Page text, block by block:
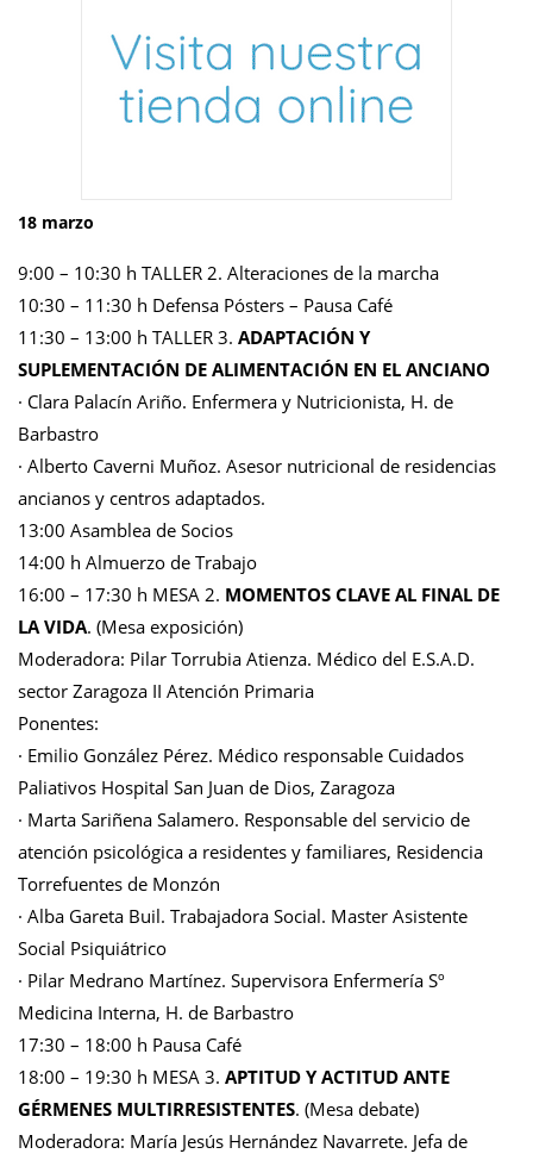
18 marzo
9:00 – 10:30 h TALLER 2. Alteraciones de la marcha
10:30 – 11:30 h Defensa Pósters – Pausa Café
11:30 – 13:00 h TALLER 3. ADAPTACIÓN Y
SUPLEMENTACIÓN DE ALIMENTACIÓN EN EL ANCIANO
· Clara Palacín Ariño. Enfermera y Nutricionista, H. de
Barbastro
· Alberto Caverni Muñoz. Asesor nutricional de residencias
ancianos y centros adaptados.
13:00 Asamblea de Socios
14:00 h Almuerzo de Trabajo
16:00 – 17:30 h MESA 2. MOMENTOS CLAVE AL FINAL DE
LA VIDA. (Mesa exposición)
Moderadora: Pilar Torrubia Atienza. Médico del E.S.A.D.
sector Zaragoza II Atención Primaria
Ponentes:
· Emilio González Pérez. Médico responsable Cuidados
Paliativos Hospital San Juan de Dios, Zaragoza
· Marta Sariñena Salamero. Responsable del servicio de
atención psicológica a residentes y familiares, Residencia
Torrefuentes de Monzón
· Alba Gareta Buil. Trabajadora Social. Master Asistente
Social Psiquiátrico
· Pilar Medrano Martínez. Supervisora Enfermería Sº
Medicina Interna, H. de Barbastro
17:30 – 18:00 h Pausa Café
18:00 – 19:30 h MESA 3. APTITUD Y ACTITUD ANTE
GÉRMENES MULTIRRESISTENTES. (Mesa debate)
Moderadora: María Jesús Hernández Navarrete. Jefa de